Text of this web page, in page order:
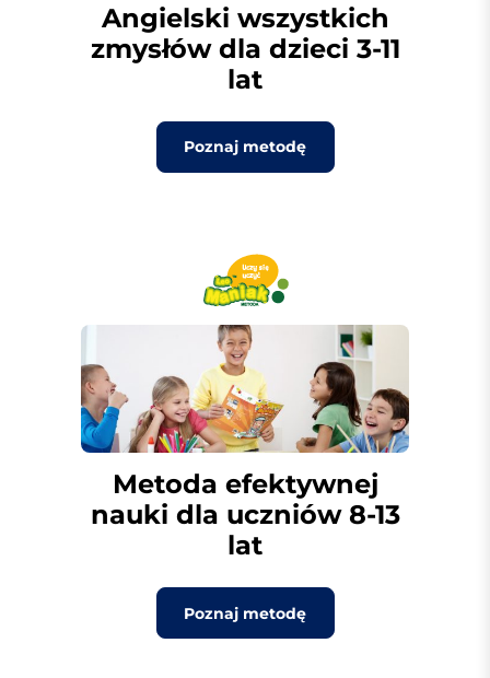
Angielski wszystkich
zmysłów dla dzieci 3-11
lat
Poznaj metodę
Metoda efektywnej
nauki dla uczniów 8-13
lat
Poznaj metodę